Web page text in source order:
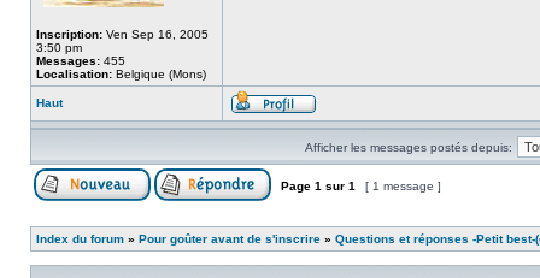
Inscription: Ven Sep 16, 2005
3:50 pm
Messages: 455
Localisation: Belgique (Mons)
Haut
Afficher les messages postés depuis:
Page 1 sur 1 [ 1 message ]
Index du forum » Pour goûter avant de s'inscrire » Questions et réponses -Petit best-